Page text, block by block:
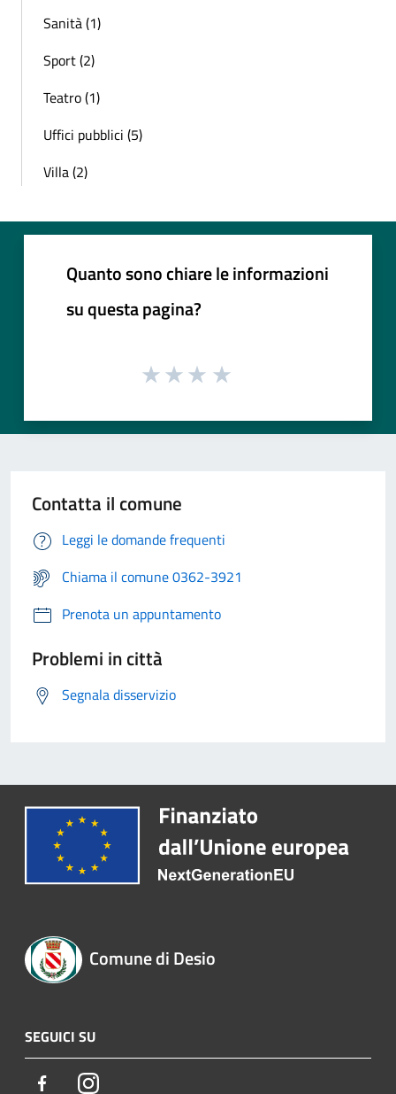
Sanità (1)
Sport (2)
Teatro (1)
Uffici pubblici (5)
Villa (2)
Quanto sono chiare le informazioni
su questa pagina?
Contatta il comune
Leggi le domande frequenti
Chiama il comune 0362-3921
Prenota un appuntamento
Problemi in città
Segnala disservizio
Comune di Desio
SEGUICI SU
FacebookInstagram